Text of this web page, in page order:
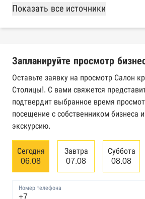
База Росстата
Реестры ЕГРЮЛ и ЕГРИП
Реестр государственных
Федерального казначейства
Картотека арбитражных дел
арбитражного суда
банкротстве юридических лиц
Единый федеральный реестр
банкротстве физических лиц
Показать все источники
Запланируйте просмотр
Оставьте заявку на просмотр Салон
Столицы!. С вами свяжется
подтвердит выбранное время
посещение с собственником бизнеса
экскурсию.
Сегодня
06.08
Завтра
07.08
Суббота
08.08
Номер телефона